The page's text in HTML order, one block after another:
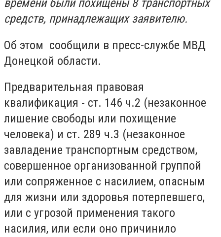
времени были похищены 8 транспортных
средств, принадлежащих заявителю.
Об этом сообщили в пресс-службе МВД
Донецкой области.
Предварительная правовая
квалификация - ст. 146 ч.2 (незаконное
лишение свободы или похищение
человека) и ст. 289 ч.3 (незаконное
завладение транспортным средством,
совершенное организованной группой
или сопряженное с насилием, опасным
для жизни или здоровья потерпевшего,
или с угрозой применения такого
насилия, или если оно причинило